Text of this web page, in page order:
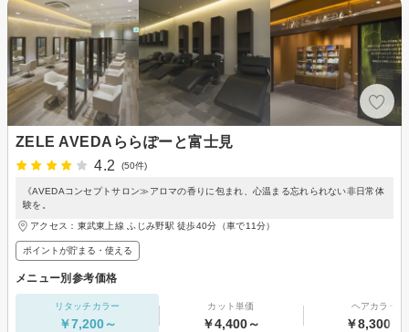
ZELE AVEDAららぽーと富士見
4.2
(50件)
《AVEDAコンセプトサロン≫アロマの香りに包まれ、心温まる忘れられない非日常体
験を。
アクセス：東武東上線 ふじみ野駅 徒歩40分（車で11分）
ポイントが貯まる・使える
メニュー別参考価格
リタッチカラー
￥7,200～
カット単価
￥4,400～
ヘアカラー
￥8,300～